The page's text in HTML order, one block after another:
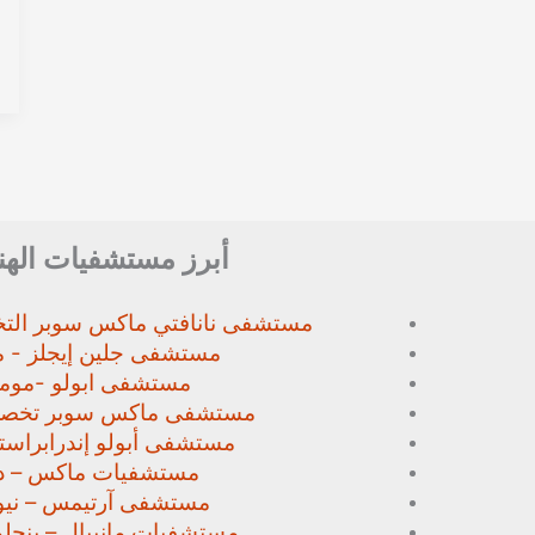
أبرز مستشفيات
مستشفى نانافتي ماكس سوبر
مستشفى جلين إيجلز -
مستشفى ابولو -
مستشفى ماكس سوبر
مستشفى أبولو
مستشفيات ماكس –
مستشفى آرتيمس –